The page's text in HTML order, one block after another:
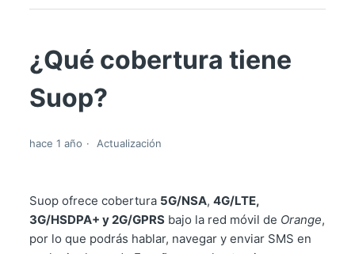
¿Qué cobertura tiene
Suop?
hace 1 año Actualización
Suop ofrece cobertura 5G/NSA, 4G/LTE,
3G/HSDPA+ y 2G/GPRSbajo la red móvil de Orange,
por lo que podrás hablar, navegar y enviar SMS en